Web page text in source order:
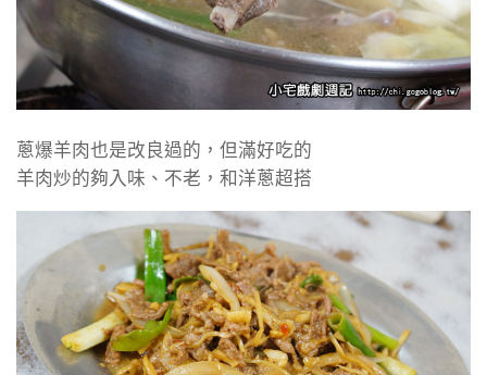
蔥爆羊肉也是改良過的，但滿好吃的
羊肉炒的夠入味、不老，和洋蔥超搭